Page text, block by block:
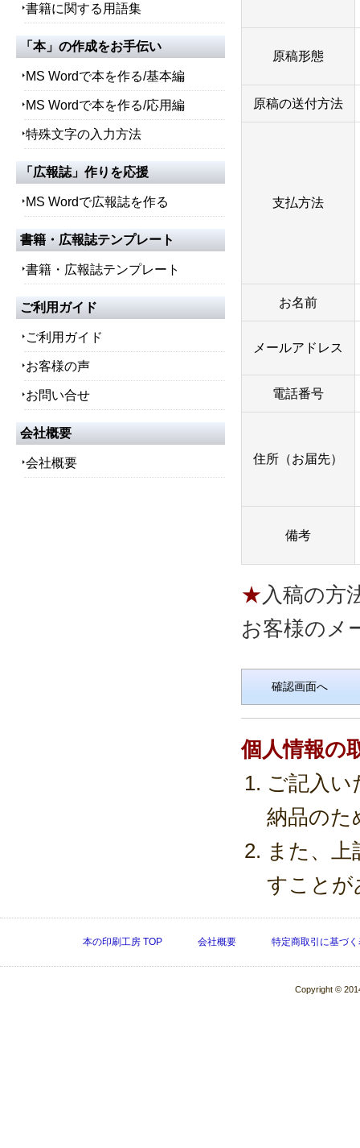
原稿形態
原稿の送付方法
支払方法
お名前
メールアドレス
電話番号
住所（お届先）
備考
入稿の方
お客様のメ
個人情報の
ご記入
納品のた
また、
すことが
書籍に関する用語集
「本」の作成をお手伝い
MS Wordで本を作る/基本編
MS Wordで本を作る/応用編
特殊文字の入力方法
「広報誌」作りを応援
MS Wordで広報誌を作る
書籍・広報誌テンプレート
書籍・広報誌テンプレート
ご利用ガイド
ご利用ガイド
お客様の声
お問い合せ
会社概要
会社概要
本の印刷工房 TOP 会社概要 特定商取引に基づく
Copyright ©